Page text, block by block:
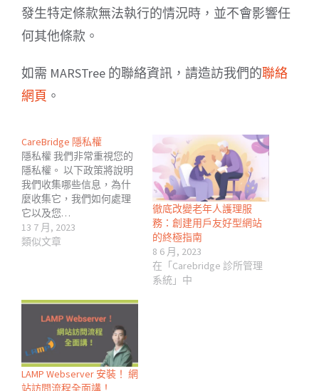
發生特定條款無法執行的情況時，並不會影響任
何其他條款。
如需 MARSTree 的聯絡資訊，請造訪我們的聯絡
網頁 。
CareBridge 隱私權
隱私權 我們非常重視您的
隱私權。 以下政策將說明
我們收集哪些信息，為什
麼收集它，我們如何處理
它以及您…
13 7 月, 2023
類似文章
徹底改變老年人護理服
務：創建用戶友好型網站
的終極指南
8 6 月, 2023
在「Carebridge 診所管理
系統」中
LAMP Webserver 安裝！ 網
站訪問流程全面講！